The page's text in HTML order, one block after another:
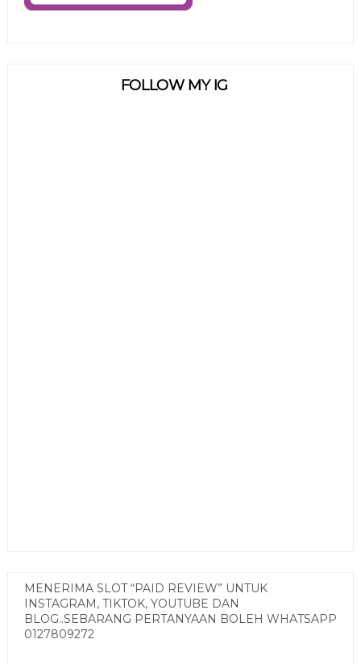
FOLLOW MY IG
MENERIMA SLOT “PAID REVIEW” UNTUK
INSTAGRAM, TIKTOK, YOUTUBE DAN
BLOG..SEBARANG PERTANYAAN BOLEH WHATSAPP
0127809272